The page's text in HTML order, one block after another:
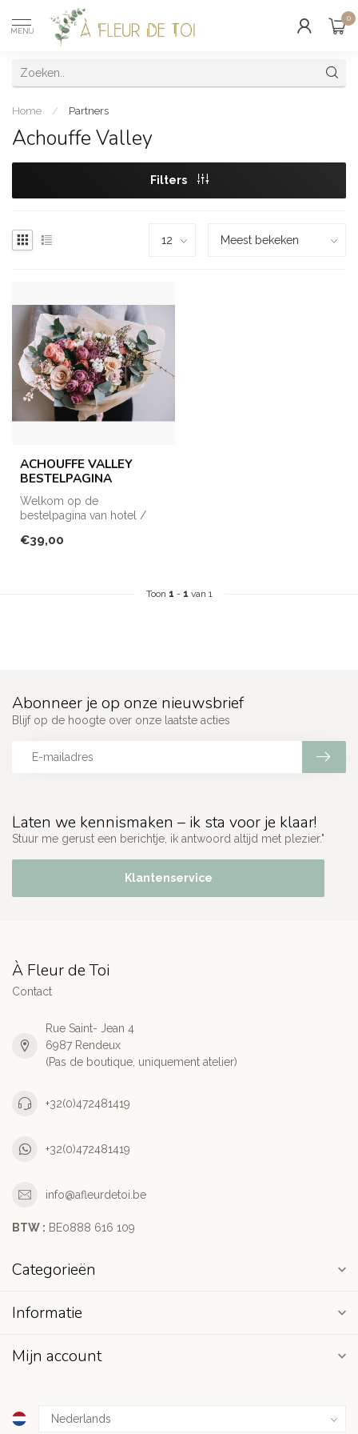
MENU
0
Home / Partners
Achouffe Valley
Filters
ACHOUFFE VALLEY
BESTELPAGINA
Welkom op de
bestelpagina van hotel /
Hier kan je en...
€39,00
Toon 1 - 1 van 1
Laten we kennismaken – ik sta voor je klaar!
Stuur me gerust een berichtje, ik antwoord altijd met plezier."
Klantenservice
Abonneer je op onze nieuwsbrief
Blijf op de hoogte over onze laatste acties
À Fleur de Toi
Contact
Rue Saint- Jean 4
6987 Rendeux
(Pas de boutique, uniquement atelier)
+32(0)472481419
+32(0)472481419
info@afleurdetoi.be
BTW : BE0888 616 109
Categorieën
Informatie
Mijn account